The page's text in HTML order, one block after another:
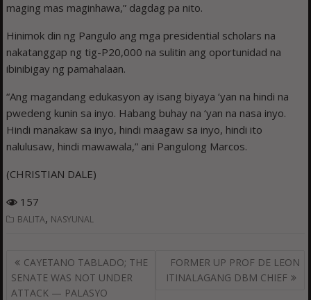
maging mas maginhawa,” dagdag pa nito.
Hinimok din ng Pangulo ang mga presidential scholars na
nakatanggap ng tig-P20,000 na sulitin ang oportunidad na
ibinibigay ng pamahalaan.
“Ang magandang edukasyon ay isang biyaya ‘yan na hindi na
pwedeng kunin sa inyo. Habang buhay na ‘yan na nasa inyo.
Hindi manakaw sa inyo, hindi maagaw sa inyo, hindi ito
nalulusaw, hindi mawawala,” ani Pangulong Marcos.
(CHRISTIAN DALE)
157
BALITA, NASYUNAL
Post
navigation
CAYETANO TABLADO; THE
SENATE WAS NOT UNDER
ATTACK — PALASYO
FORMER UP PROF DE LEON
ITINALAGANG DBM CHIEF